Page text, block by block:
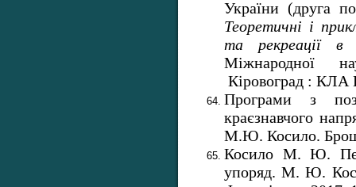
України (друга
Теоретичні і
та рекреації в
Міжнародної
Кіровоград : КЛА
Програми з
краєзнавчого
М.Ю. Косило.
Косило М. Ю.
упоряд. М. Ю.